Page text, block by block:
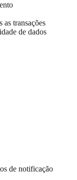
as transações
de dados
de notificação